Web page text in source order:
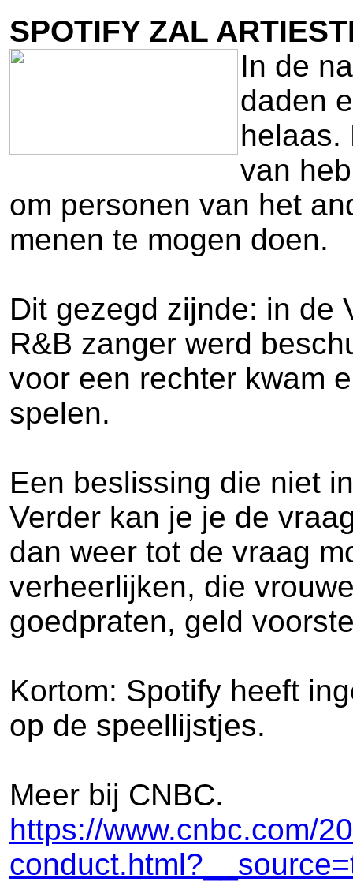
SPOTIFY ZAL
In de
daden
helaas.
van
om personen van het
menen te mogen doen.
Dit gezegd zijnde: in de
R&B zanger werd
voor een rechter kwam
spelen.
Een beslissing die niet
Verder kan je je de
dan weer tot de vraag
verheerlijken, die
goedpraten, geld
Kortom: Spotify heeft
op de speellijstjes.
Meer bij CNBC.
https://www.cnbc.com/